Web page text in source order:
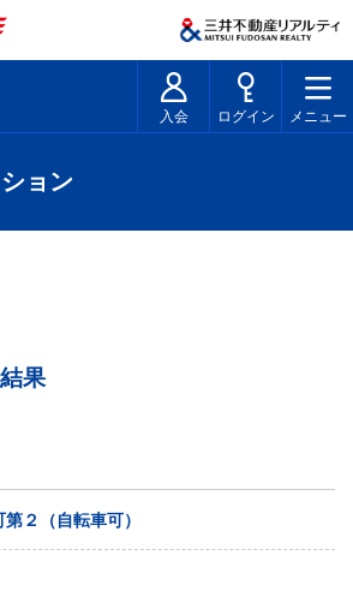
入会 ログイン メニュー
ョン
果
２（自転車可）